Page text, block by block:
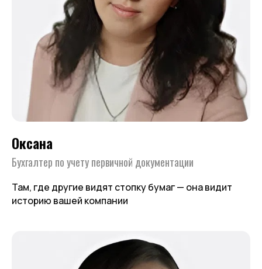
Оксана
Бухгалтер по учету первичной документации
Там, где другие видят стопку бумаг — она видит
историю вашей компании